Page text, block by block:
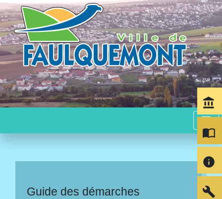
menu
Guide des démarches
account_balance
import_contacts
info
build